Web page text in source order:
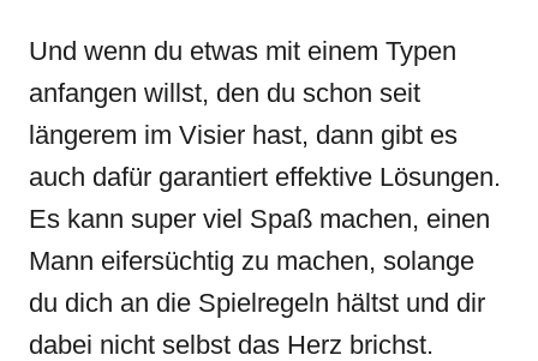
Und wenn du etwas mit einem Typen
anfangen willst, den du schon seit
längerem im Visier hast, dann gibt es
auch dafür garantiert effektive Lösungen.
Es kann super viel Spaß machen, einen
Mann eifersüchtig zu machen, solange
du dich an die Spielregeln hältst und dir
dabei nicht selbst das Herz brichst.